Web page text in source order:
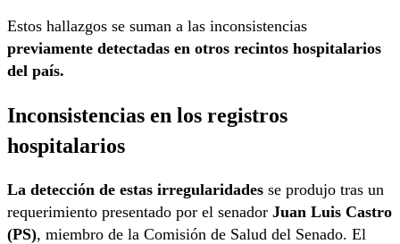
Estos hallazgos se suman a las inconsistencias
previamente detectadas en otros recintos hospitalarios
del país.
Inconsistencias en los registros
hospitalarios
La detección de estas irregularidades se produjo tras un
requerimiento presentado por el senador Juan Luis Castro
(PS), miembro de la Comisión de Salud del Senado. El